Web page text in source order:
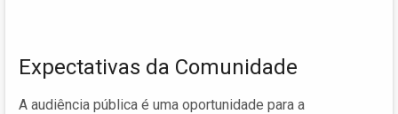
Expectativas da Comunidade
A audiência pública é uma oportunidade para a